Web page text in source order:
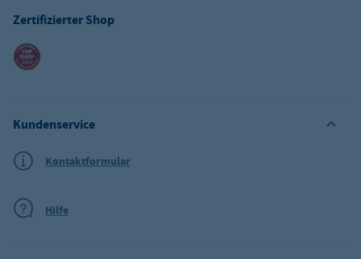
Zertifizierter Shop
Kundenservice
Kontaktformular
Hilfe